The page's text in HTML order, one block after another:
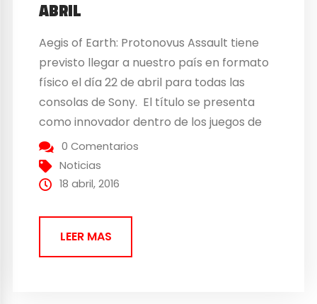
ABRIL
Aegis of Earth: Protonovus Assault tiene
previsto llegar a nuestro país en formato
físico el día 22 de abril para todas las
consolas de Sony. El título se presenta
como innovador dentro de los juegos de
estrategia aportando unos giros
frenéticos e inesperados. Además a todo
esto hay que sumarle que es una mezcla
0 Comentarios
Noticias
18 abril, 2016
LEER MAS